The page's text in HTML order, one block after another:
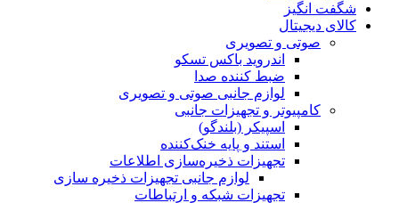
شگفت انگیز
کالای دیجیتال
صوتی و تصویری
اندروید باکس تسکو
ضبط کننده صدا
لوازم جانبی صوتی و تصویری
کامپیوتر و تجهیزات جانبی
اسپیکر (بلندگو)
استند و پایه خنک‌کننده
تجهیزات ذخیره‌سازی اطلاعات
لوازم جانبی تجهیزات ذخیره سازی
تجهیزات شبکه و ارتباطات